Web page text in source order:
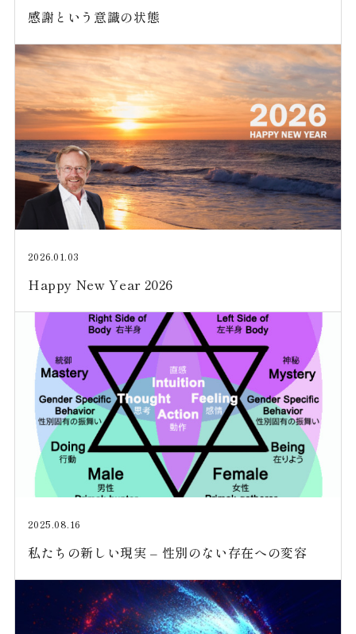
感謝という意識の状態
2026.01.03
Happy New Year 2026
2025.08.16
私たちの新しい現実 – 性別のない存在への変容